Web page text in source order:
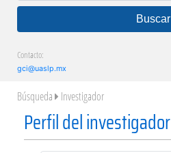
Buscar
Contacto:
gci@uaslp.mx
Búsqueda Investigador
Perfil del investigador